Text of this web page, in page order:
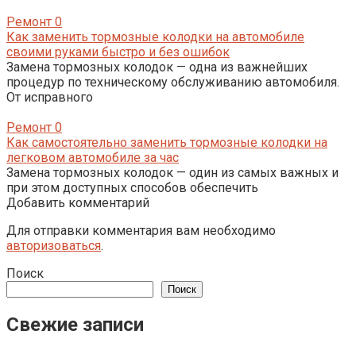
Ремонт 0
Как заменить тормозные колодки на автомобиле
своими руками быстро и без ошибок
Замена тормозных колодок — одна из важнейших
процедур по техническому обслуживанию автомобиля.
От исправного
Ремонт 0
Как самостоятельно заменить тормозные колодки на
легковом автомобиле за час
Замена тормозных колодок — один из самых важных и
при этом доступных способов обеспечить
Добавить комментарий
Для отправки комментария вам необходимо
авторизоваться.
Поиск
Поиск
Свежие записи